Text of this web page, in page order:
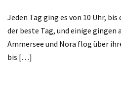
Jeden Tag ging es von 10 Uhr,
der beste Tag, und einige gingen
Ammersee und Nora flog über
bis […]